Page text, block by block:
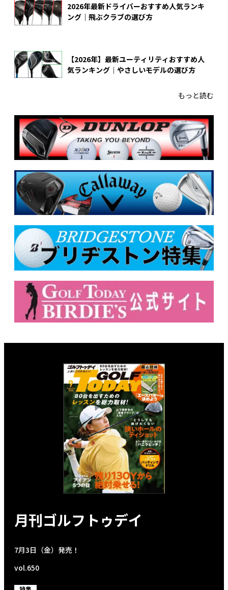
2026年最新ドライバーおすすめ人気ランキ
ング｜飛ぶクラブの選び方
【2026年】最新ユーティリティおすすめ人
気ランキング｜やさしいモデルの選び方
もっと読む
月刊ゴルフトゥデイ
7月3日（金）発売！
vol.650